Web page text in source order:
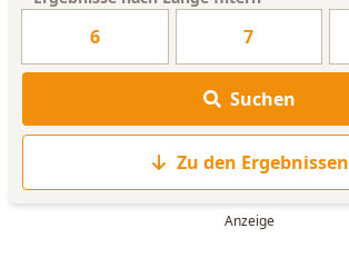
WORTLISTE
6 7
Suchen
Zu den Ergebnissen